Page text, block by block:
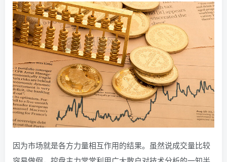
因为市场就是各方力量相互作用的结果。虽然说成交量比较